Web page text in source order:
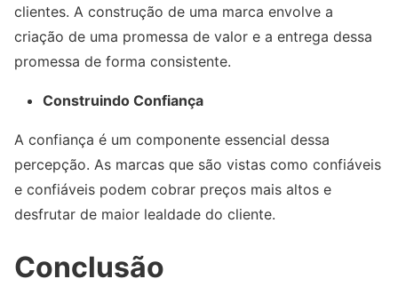
clientes. A construção de uma marca envolve a
criação de uma promessa de valor e a entrega dessa
promessa de forma consistente.
Construindo Confiança
A confiança é um componente essencial dessa
percepção. As marcas que são vistas como confiáveis
e confiáveis podem cobrar preços mais altos e
desfrutar de maior lealdade do cliente.
Conclusão